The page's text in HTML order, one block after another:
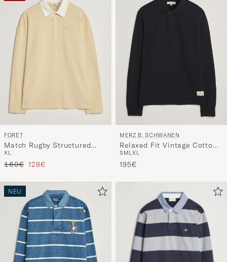
FORÉT
Match Rugby Structured
Sweatshirt Vintage Yellow
XL
Regulärer Preis
160€ Reduzierter Preis
128€
MERZ B. SCHWANEN
Relaxed Fit Vintage Cotton
Rugby Shirt Black
SMLXL
195€
NEU